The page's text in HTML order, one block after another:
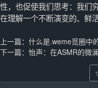
性，也促使我们思考：我们
在理解一个不断演变的、鲜
上一篇： 什么是.weme觅圈中
下一篇： 怡声：在ASMR的微